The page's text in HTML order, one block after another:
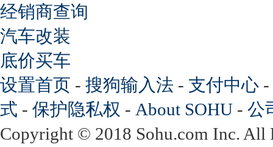
经销商查询
汽车改装
底价买车
设置首页 - 搜狗输入法 - 支付中心 -
式 - 保护隐私权 - About SOHU - 公
Copyright © 2018 Sohu.com Inc.